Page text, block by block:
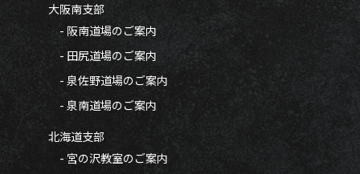
大阪南支部
- 阪南道場のご案内
- 田尻道場のご案内
- 泉佐野道場のご案内
- 泉南道場のご案内
北海道支部
- 宮の沢教室のご案内